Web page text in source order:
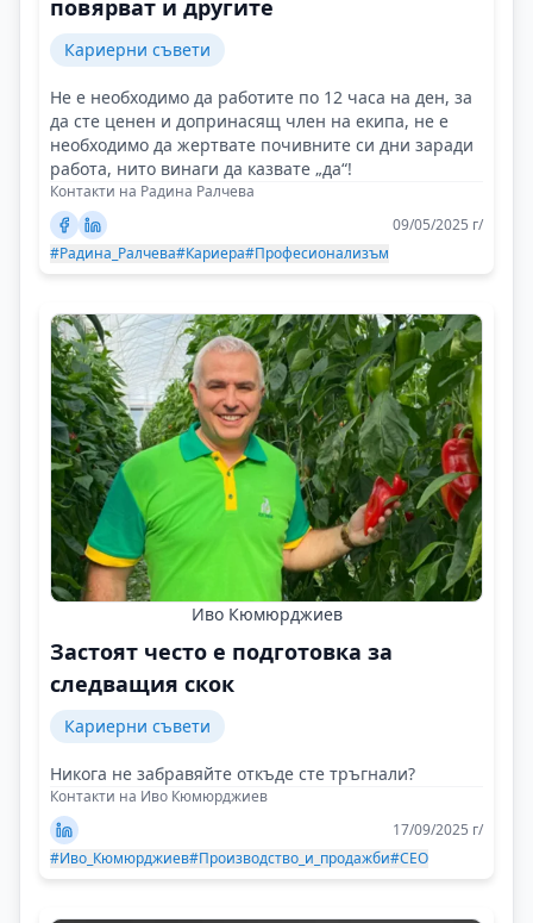
повярват и другите
Кариерни съвети
Не е необходимо да работите по 12 часа на ден, за
да сте ценен и допринасящ член на екипа, не е
необходимо да жертвате почивните си дни заради
работа, нито винаги да казвате „да“!
Контакти на Радина Ралчева
09/05/2025 г/
#Радина_Ралчева#Кариера#Професионализъм
Иво Кюмюрджиев
Застоят често е подготовка за
следващия скок
Кариерни съвети
Никога не забравяйте откъде сте тръгнали?
Контакти на Иво Кюмюрджиев
17/09/2025 г/
#Иво_Кюмюрджиев#Производство_и_продажби#CEO